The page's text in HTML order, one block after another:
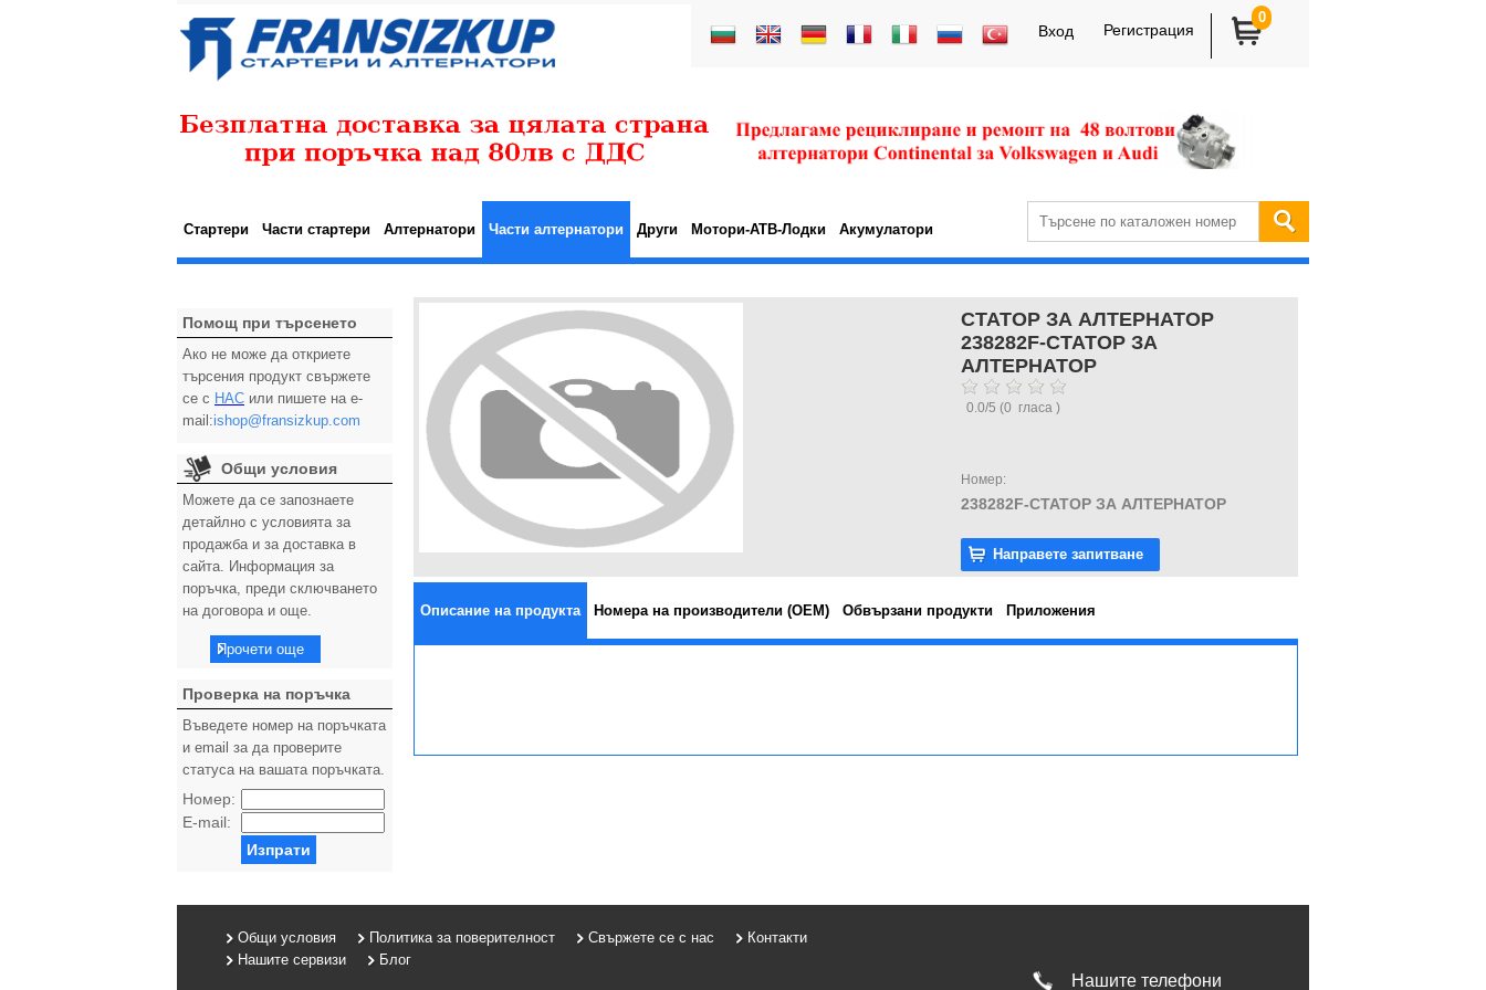
Вход Регистрация
0
Стартери Части стартери Алтернатори Части алтернатори Други Мотори-АТВ-Лодки Акумулатори
Помощ при търсенето
Ако не може да откриете
търсения продукт свържете
се с НАС или пишете на e-
mail:ishop@fransizkup.com
Общи условия
Можете да се запознаете
детайлно с условията за
продажба и за доставка в
сайта. Информация за
поръчка, преди сключването
на договора и още.
Прочети още
Проверка на поръчка
Въведете номер на поръчката
и email за да проверите
статуса на вашата поръчката.
Номер:
E-mail:
Изпрати
СТАТОР ЗА АЛТЕРНАТОР
238282F-СТАТОР ЗА
АЛТЕРНАТОР
0.0/5 (0 гласа )
Номер:
238282F-СТАТОР ЗА АЛТЕРНАТОР
Направете запитване
Описание на продукта Номера на производители (OEM) Обвързани продукти Приложения
Общи условия Политика за поверителност Свържете се с нас
Контакти
Нашите сервизи
Блог
Нашите телефони